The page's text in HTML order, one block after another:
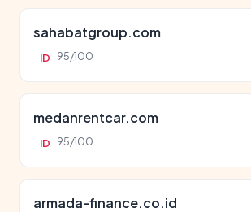
sahabatgroup.com
ID 95/100
medanrentcar.com
ID 95/100
armada-finance.co.id